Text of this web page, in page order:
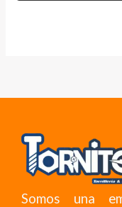
Somos una